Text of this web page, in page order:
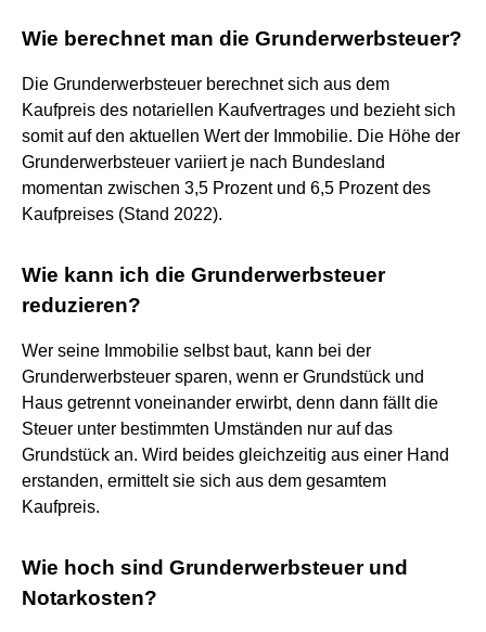
Wie berechnet man die Grunderwerbsteuer?
Die Grunderwerbsteuer berechnet sich aus dem
Kaufpreis des notariellen Kaufvertrages und bezieht sich
somit auf den aktuellen Wert der Immobilie. Die Höhe der
Grunderwerbsteuer variiert je nach Bundesland
momentan zwischen 3,5 Prozent und 6,5 Prozent des
Kaufpreises (Stand 2022).
Wie kann ich die Grunderwerbsteuer
reduzieren?
Wer seine Immobilie selbst baut, kann bei der
Grunderwerbsteuer sparen, wenn er Grundstück und
Haus getrennt voneinander erwirbt, denn dann fällt die
Steuer unter bestimmten Umständen nur auf das
Grundstück an. Wird beides gleichzeitig aus einer Hand
erstanden, ermittelt sie sich aus dem gesamtem
Kaufpreis.
Wie hoch sind Grunderwerbsteuer und
Notarkosten?